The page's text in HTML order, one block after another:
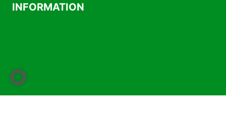
INFORMATION
Widerrufsrecht